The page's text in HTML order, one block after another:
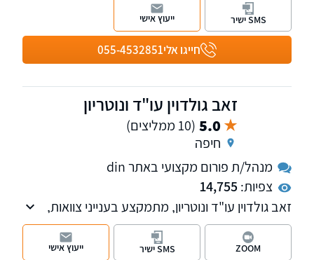
צוואות וירושות ומשפט מסחרי על כל רבדיו.
חייגו אלי055-4532851
SMS ישיר ייעוץ אישי
זאב גולדוין עו"ד ונוטריון
5.0 (10 ממליצים)
חיפה
מנהל/ת פורום מקצועי באתר din
צפיות:14,755
זאב גולדוין עו"ד ונוטריון, מתמקצע בענייני צוואות,
ירושה וייפוי כח מתמשך, וכן בענייני נדל"ן במגזר
הכפרי ומלווה מועמדים בבחירות לרשויות
ZOOM SMS ישיר ייעוץ אישי